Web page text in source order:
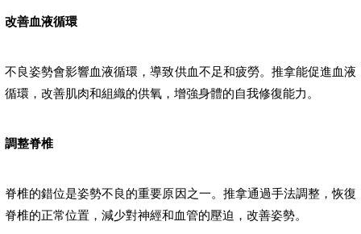
改善血液循環
不良姿勢會影響血液循環，導致供血不足和疲勞。推拿能促進血液
循環，改善肌肉和組織的供氧，增強身體的自我修復能力。
調整脊椎
脊椎的錯位是姿勢不良的重要原因之一。推拿通過手法調整，恢復
脊椎的正常位置，減少對神經和血管的壓迫，改善姿勢。